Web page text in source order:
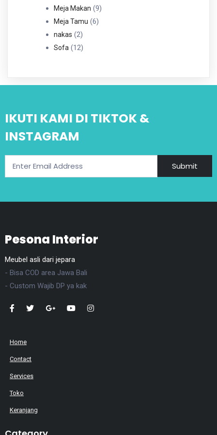
Produk
Meja Makan 99
Meja Tamu 66
nakas 22
Produk
Sofa 1212
IKUTI KAMI DI TIKTOK &
INSTAGRAM
Submit
Pesona Interior
Meubel asli dari jepara
- Bisa COD area Jawa Bali
- Custom Wajib DP ya kak
Home
Contact
Services
Toko
Keranjang